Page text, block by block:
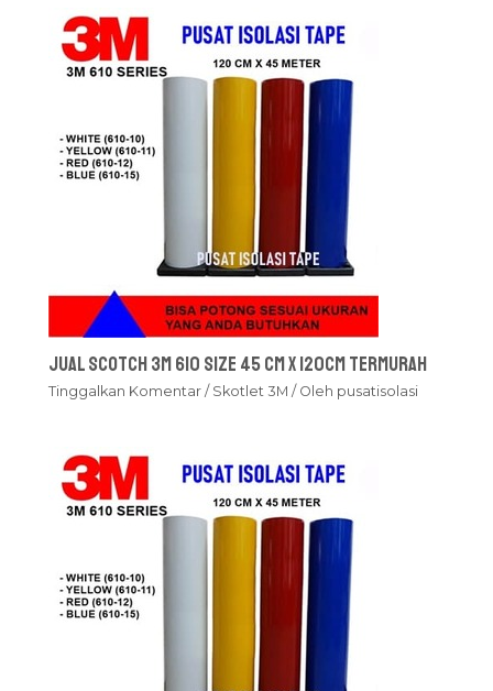
Jual Scotch 3M 610 Size 45 cm x 120cm Termurah
Tinggalkan Komentar / Skotlet 3M / Oleh pusatisolasi